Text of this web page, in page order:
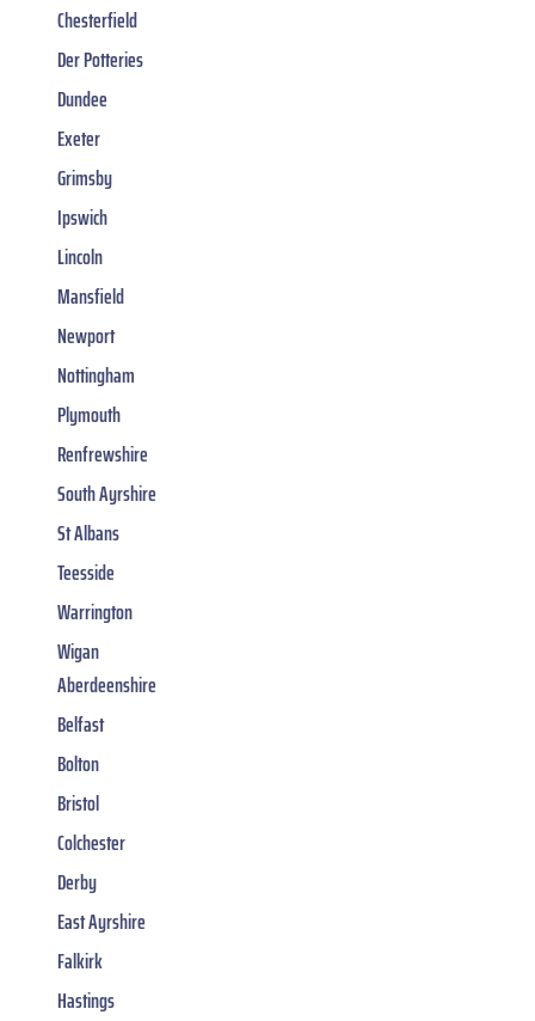
Chesterfield
Der Potteries
Dundee
Exeter
Grimsby
Ipswich
Lincoln
Mansfield
Newport
Nottingham
Plymouth
Renfrewshire
South Ayrshire
St Albans
Teesside
Warrington
Wigan
Aberdeenshire
Belfast
Bolton
Bristol
Colchester
Derby
East Ayrshire
Falkirk
Hastings